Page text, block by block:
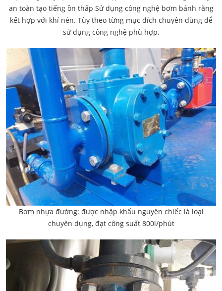
an toàn tạo tiếng ồn thấp Sử dụng công nghệ bơm bánh răng
kết hợp với khí nén. Tùy theo từng mục đích chuyên dùng để
sử dụng công nghệ phù hợp.
Bơm nhựa đường: được nhập khẩu nguyên chiếc là loại
chuyên dụng, đạt công suất 800l/phút